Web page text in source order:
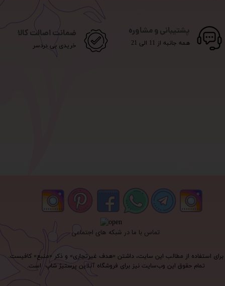
برای استفاده از مطالب این سایت، داشتن «هدف غیرتجاری» و ذکر «منبع» کافیست.
تمام حقوق اين وب‌سايت نیز برای فروشگاه آنلاین پرستیژ شاپ است.
پشتیبانی و مشاوره
همه جانبه از 11 الی 21
ضمانت اصالت کالا
خریدی بی دردسر
تماس با ما در شبکه های اجتماعی